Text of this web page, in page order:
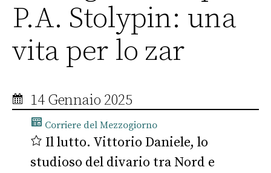
P.A. Stolypin: una
vita per lo zar
14 Gennaio 2025
Corriere del Mezzogiorno
Il lutto. Vittorio Daniele, lo
studioso del divario tra Nord e